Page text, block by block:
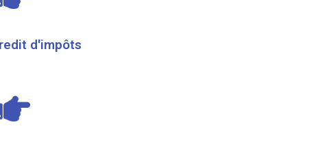
d'impôts